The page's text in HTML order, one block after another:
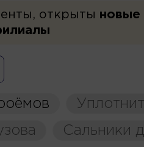
открыты новые
Сальники